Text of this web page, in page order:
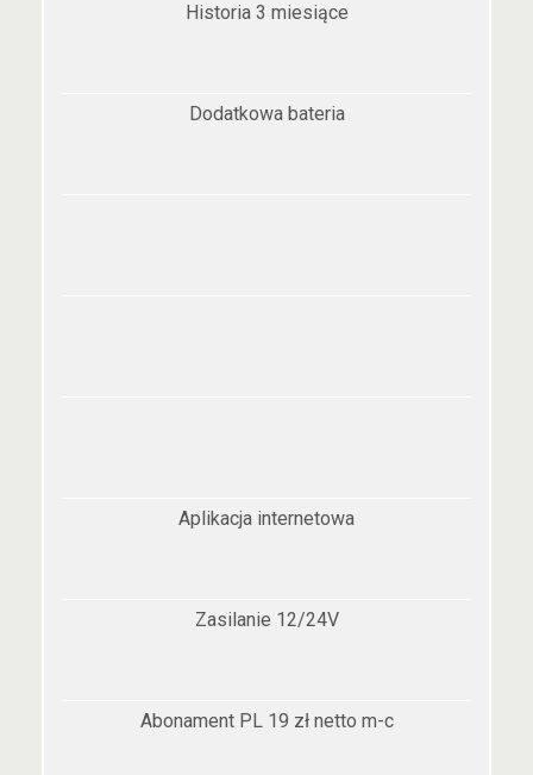
Historia 3 miesiące
Dodatkowa bateria
Aplikacja internetowa
Zasilanie 12/24V
Abonament PL 19 zł netto m-c